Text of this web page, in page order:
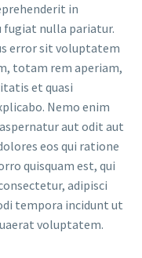
in
fugiat nulla pariatur.
error sit voluptatem
totam rem aperiam,
et quasi
Nemo enim
aut odit aut
eos qui ratione
quisquam est, qui
adipisci
tempora incidunt ut
voluptatem.